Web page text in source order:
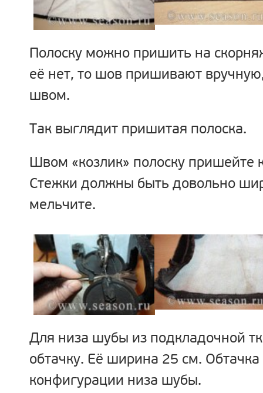
Полоску можно пришить на
её нет, то шов пришивают
швом.
Так выглядит пришитая полоска.
Швом «козлик» полоску пришейте
Стежки должны быть довольно
мельчите.
Для низа шубы из подкладочной
обтачку. Её ширина 25 см. Обтачка
конфигурации низа шубы.